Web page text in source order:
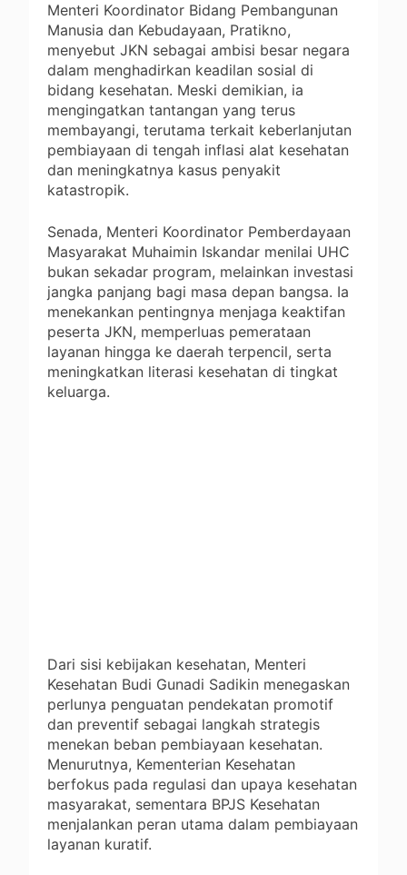
Menteri Koordinator Bidang Pembangunan
Manusia dan Kebudayaan, Pratikno,
menyebut JKN sebagai ambisi besar negara
dalam menghadirkan keadilan sosial di
bidang kesehatan. Meski demikian, ia
mengingatkan tantangan yang terus
membayangi, terutama terkait keberlanjutan
pembiayaan di tengah inflasi alat kesehatan
dan meningkatnya kasus penyakit
katastropik.
Senada, Menteri Koordinator Pemberdayaan
Masyarakat Muhaimin Iskandar menilai UHC
bukan sekadar program, melainkan investasi
jangka panjang bagi masa depan bangsa. Ia
menekankan pentingnya menjaga keaktifan
peserta JKN, memperluas pemerataan
layanan hingga ke daerah terpencil, serta
meningkatkan literasi kesehatan di tingkat
keluarga.
Dari sisi kebijakan kesehatan, Menteri
Kesehatan Budi Gunadi Sadikin menegaskan
perlunya penguatan pendekatan promotif
dan preventif sebagai langkah strategis
menekan beban pembiayaan kesehatan.
Menurutnya, Kementerian Kesehatan
berfokus pada regulasi dan upaya kesehatan
masyarakat, sementara BPJS Kesehatan
menjalankan peran utama dalam pembiayaan
layanan kuratif.